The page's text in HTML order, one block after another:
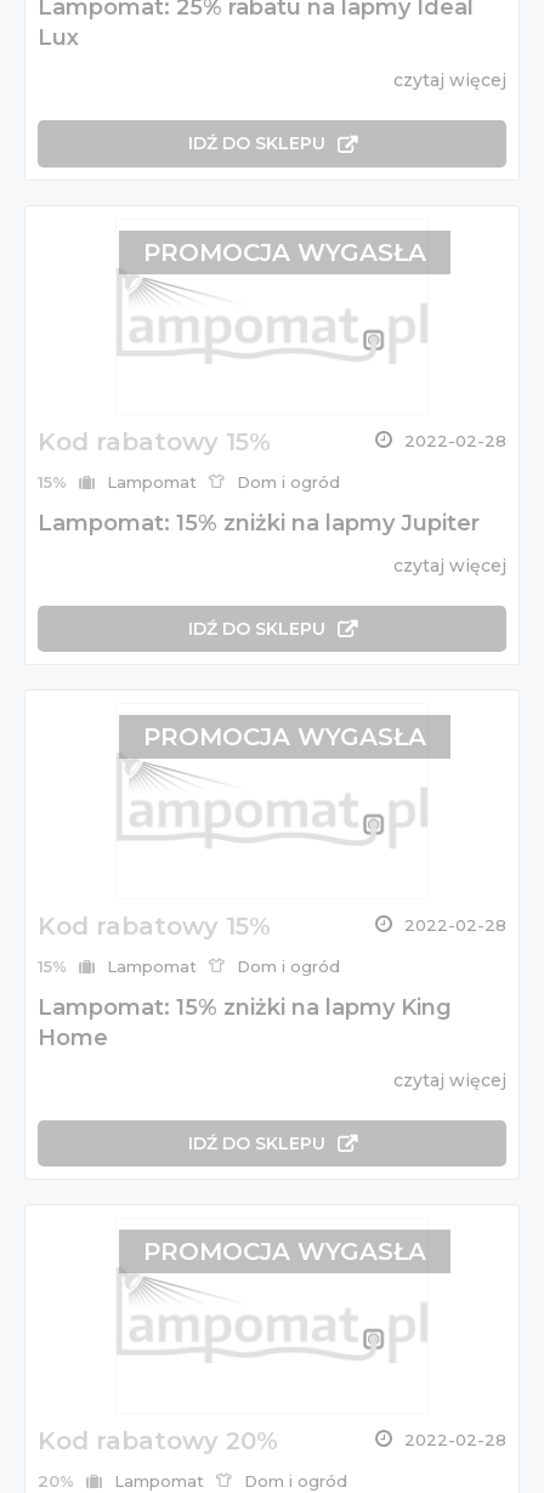
Lampomat: 25% rabatu na lapmy Ideal
Lux
czytaj więcej
IDŹ DO SKLEPU
Kod rabatowy 15% 2022-02-28
15% Lampomat Dom i ogród
Lampomat: 15% zniżki na lapmy Jupiter
czytaj więcej
IDŹ DO SKLEPU
PROMOCJA WYGASŁA
Kod rabatowy 15% 2022-02-28
15% Lampomat Dom i ogród
Lampomat: 15% zniżki na lapmy King
Home
czytaj więcej
IDŹ DO SKLEPU
PROMOCJA WYGASŁA
Kod rabatowy 20% 2022-02-28
20% Lampomat Dom i ogród
PROMOCJA WYGASŁA